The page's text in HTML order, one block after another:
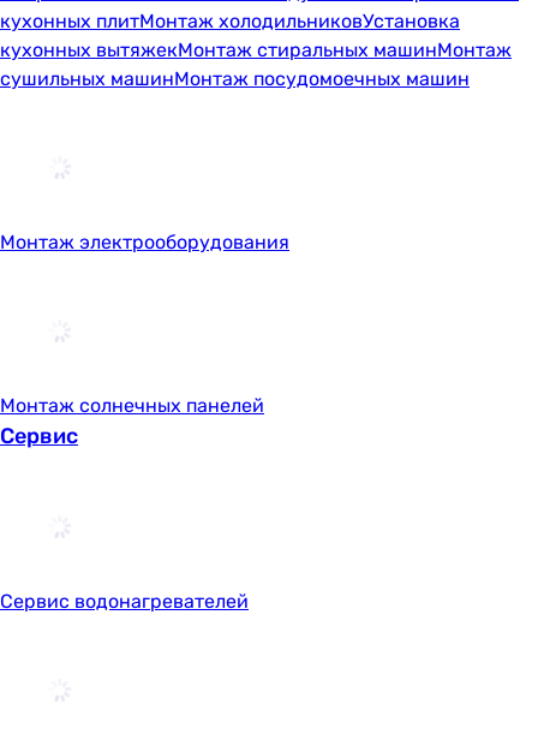
кухонных плитМонтаж холодильниковУстановка
кухонных вытяжекМонтаж стиральных машинМонтаж
сушильных машинМонтаж посудомоечных машин
Монтаж электрооборудования
Монтаж солнечных панелей
Сервис
Сервис водонагревателей